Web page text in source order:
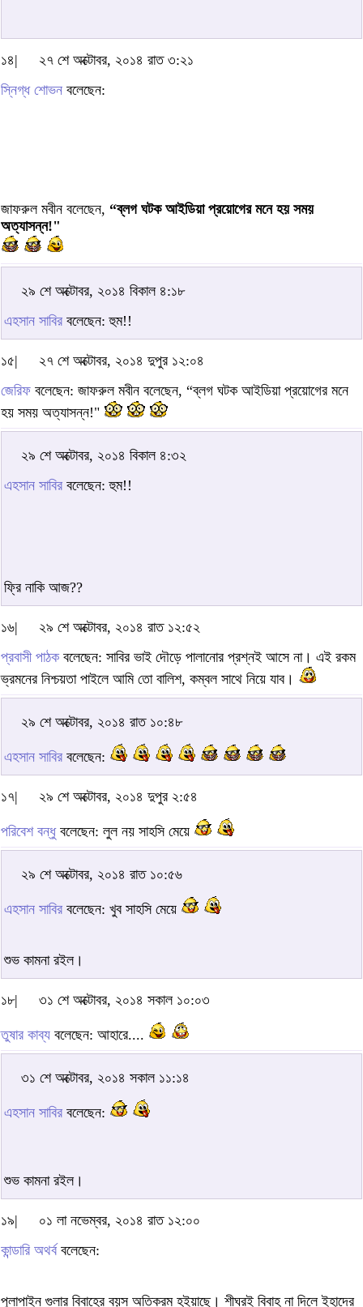
১৪|
২৭ শে অক্টোবর, ২০১৪ রাত ৩:২১
স্নিগ্ধ শোভন বলেছেন:
জাফরুল মবীন বলেছেন, “ব্লগ ঘটক আইডিয়া প্রয়োগের মনে হয় সময়
অত্যাসন্ন!"
২৯ শে অক্টোবর, ২০১৪ বিকাল ৪:১৮
এহসান সাবির বলেছেন: হুম!!
১৫|
২৭ শে অক্টোবর, ২০১৪ দুপুর ১২:০৪
জেরিফ বলেছেন: জাফরুল মবীন বলেছেন, “ব্লগ ঘটক আইডিয়া প্রয়োগের মনে
হয় সময় অত্যাসন্ন!"
২৯ শে অক্টোবর, ২০১৪ বিকাল ৪:৩২
এহসান সাবির বলেছেন: হুম!!
ফ্রি নাকি আজ??
১৬|
২৯ শে অক্টোবর, ২০১৪ রাত ১২:৫২
প্রবাসী পাঠকবলেছেন: সাবির ভাই দৌড়ে পালানোর প্রশ্নই আসে না। এই রকম
ভ্রমনের নিশ্চয়তা পাইলে আমি তো বালিশ, কম্বল সাথে নিয়ে যাব।
২৯ শে অক্টোবর, ২০১৪ রাত ১০:৪৮
এহসান সাবির বলেছেন:
১৭| ২৯ শে অক্টোবর, ২০১৪ দুপুর ২:৫৪
পরিবেশ বন্ধুবলেছেন: লুল নয় সাহসি মেয়ে
২৯ শে অক্টোবর, ২০১৪ রাত ১০:৫৬
এহসান সাবির বলেছেন: খুব সাহসি মেয়ে
শুভ কামনা রইল।
১৮| ৩১ শে অক্টোবর, ২০১৪ সকাল ১০:০৩
তুষার কাব্য বলেছেন: আহারে....
৩১ শে অক্টোবর, ২০১৪ সকাল ১১:১৪
এহসান সাবির বলেছেন:
শুভ কামনা রইল।
১৯|
০১ লা নভেম্বর, ২০১৪ রাত ১২:০০
কান্ডারি অথর্ব বলেছেন:
পুলাপাইন গুলার বিবাহের বয়স অতিক্রম হইয়াছে। শীঘ্রই বিবাহ না দিলে ইহাদের